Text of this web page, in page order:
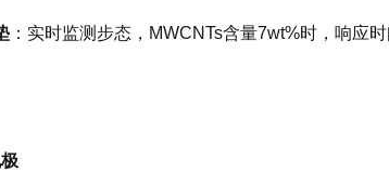
：实时监测步态，MWCNTs含量7wt%时，响应时